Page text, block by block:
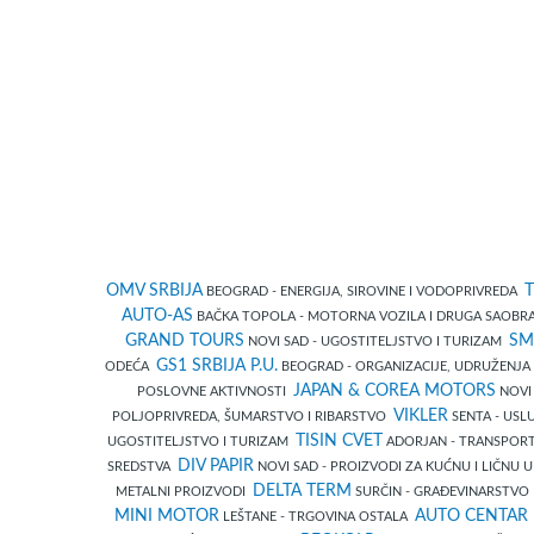
OMV SRBIJABEOGRAD - ENERGIJA, SIROVINE I VODOPRIVREDA
AUTO-AS BAČKA TOPOLA - MOTORNA VOZILA I DRUGA
GRAND TOURS NOVI SAD - UGOSTITELJSTVO I TURIZAM
ODEĆA GS1 SRBIJA P.U.BEOGRAD - ORGANIZACIJE,
POSLOVNE AKTIVNOSTI JAPAN & COREA MOTORS
POLJOPRIVREDA, ŠUMARSTVO I RIBARSTVO VIKLER SENTA -
UGOSTITELJSTVO I TURIZAM
TISIN CVET
ADORJAN -
SREDSTVA
DIV PAPIR NOVI SAD - PROIZVODI ZA KUĆNU I LIČNU
METALNI PROIZVODI
DELTA TERM SURČIN -
MINI MOTOR LEŠTANE - TRGOVINA OSTALA AUTO CENTAR